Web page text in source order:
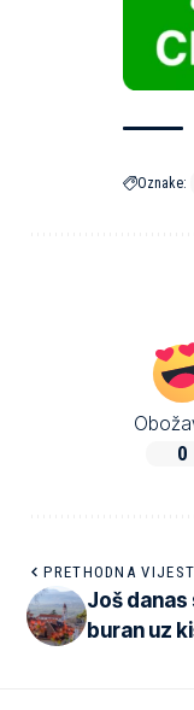
Oznake:
0
PRETHODNA
Još danas
buran uz